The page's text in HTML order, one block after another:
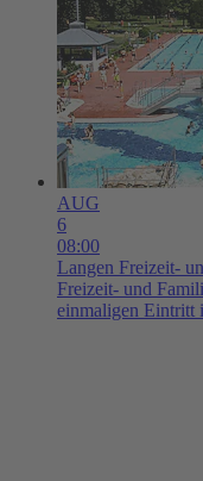
AUG
6
08:00
Langen Freizeit-
Freizeit- und
einmaligen Eintritt